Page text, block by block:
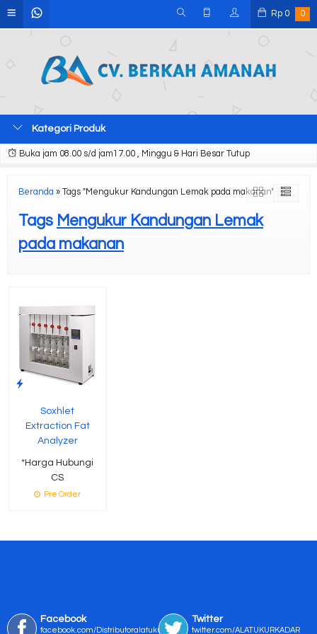
Rp 0 0
Kategori Produk
Buka jam 08.00 s/d jam17.00 , Minggu & Hari Besar Tutup
Beranda » Tags "Mengukur Kandungan Lemak pada makanan"
Tags Mengukur Kandungan Lemak
pada makanan
Soxhlet
Extraction Fat
Analyzer
*Harga Hubungi
CS
Pre Order
Facebook
facebook.com/Distributoralatukur
Twitter
twitter.com/ALATUKURKADAR